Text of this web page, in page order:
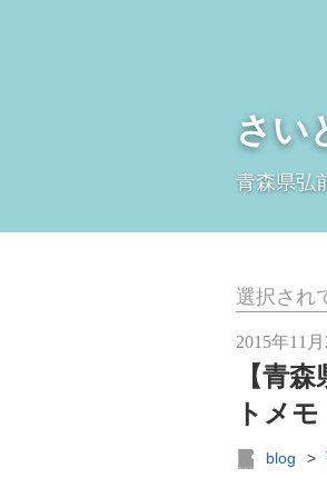
さい
青森県弘
選択され
2015年11月
【青
トメモ
blog >